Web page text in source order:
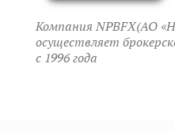
Компания NPBFX(АО
осуществляет
c 1996 года